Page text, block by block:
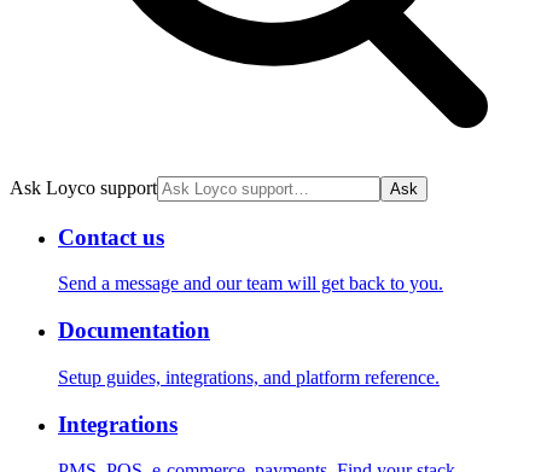
Ask Loyco support Ask
Contact us
Send a message and our team will get back to you.
Documentation
Setup guides, integrations, and platform reference.
Integrations